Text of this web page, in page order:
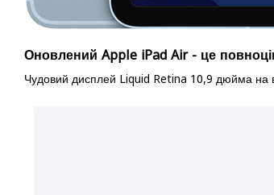
Оновлений Apple iPad Air - це
Чудовий дисплей Liquid Retina 10,9 дюйма на